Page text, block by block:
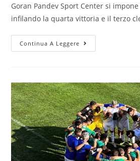
Goran Pandev Sport Center si
infilando la quarta vittoria e il terzo
Continua A Leggere